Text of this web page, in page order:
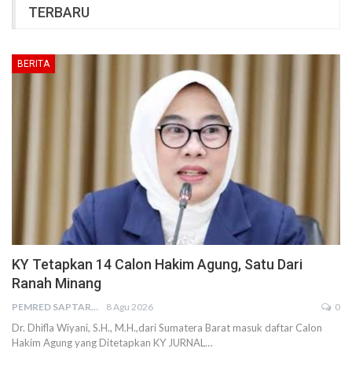
TERBARU
BERITA
KY Tetapkan 14 Calon Hakim Agung, Satu Dari
Ranah Minang
PEMRED SAPTARIUS 8 Agu 2026 0
Dr. Dhifla Wiyani, S.H., M.H.,dari Sumatera Barat masuk daftar Calon
Hakim Agung yang Ditetapkan KY JURNAL…